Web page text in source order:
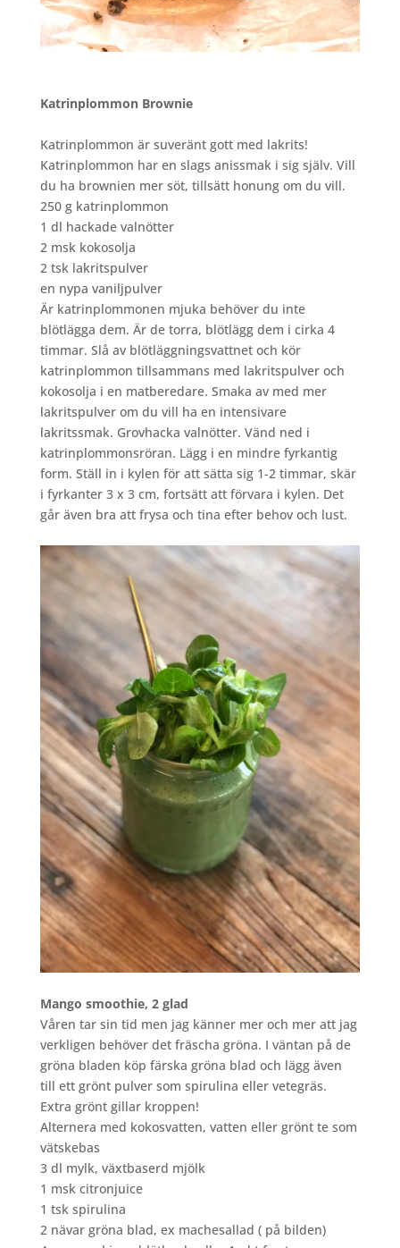
Katrinplommon Brownie
Katrinplommon är suveränt gott med lakrits!
Katrinplommon har en slags anissmak i sig själv. Vill
du ha brownien mer söt, tillsätt honung om du vill.
250 g katrinplommon
1 dl hackade valnötter
2 msk kokosolja
2 tsk lakritspulver
en nypa vaniljpulver
Är katrinplommonen mjuka behöver du inte
blötlägga dem. Är de torra, blötlägg dem i cirka 4
timmar. Slå av blötläggningsvattnet och kör
katrinplommon tillsammans med lakritspulver och
kokosolja i en matberedare. Smaka av med mer
lakritspulver om du vill ha en intensivare
lakritssmak. Grovhacka valnötter. Vänd ned i
katrinplommonsröran. Lägg i en mindre fyrkantig
form. Ställ in i kylen för att sätta sig 1-2 timmar, skär
i fyrkanter 3 x 3 cm, fortsätt att förvara i kylen. Det
går även bra att frysa och tina efter behov och lust.
Mango smoothie, 2 glad
Våren tar sin tid men jag känner mer och mer att jag
verkligen behöver det fräscha gröna. I väntan på de
gröna bladen köp färska gröna blad och lägg även
till ett grönt pulver som spirulina eller vetegräs.
Extra grönt gillar kroppen!
Alternera med kokosvatten, vatten eller grönt te som
vätskebas
3 dl mylk, växtbaserd mjölk
1 msk citronjuice
1 tsk spirulina
2 nävar gröna blad, ex machesallad ( på bilden)